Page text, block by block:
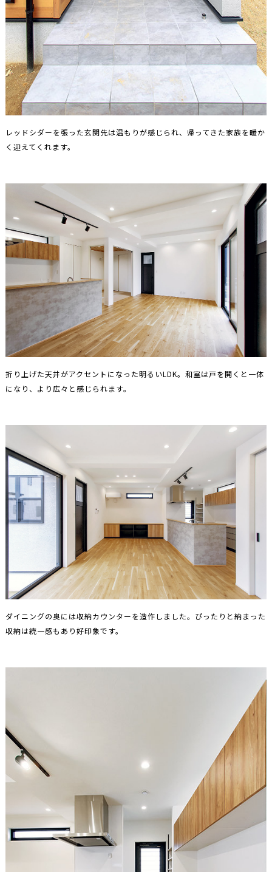
レッドシダーを張った玄関先は温もりが感じられ、帰ってきた家族を暖か
く迎えてくれます。
折り上げた天井がアクセントになった明るいLDK。和室は戸を開くと一体
になり、より広々と感じられます。
ダイニングの奥には収納カウンターを造作しました。ぴったりと納まった
収納は統一感もあり好印象です。